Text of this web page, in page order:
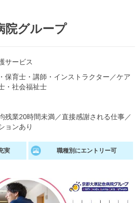
スカウト
ート
就活コラム
お役立ち記事・相談室など
！
就活チャンネル
動画で対策講座をチェック
院グループ
サービス
保育士・講師・インストラクター ／ケア
・社会福祉士
残業20時間未満／直接感謝される仕事／
ョンあり
実 職種別にエントリー可